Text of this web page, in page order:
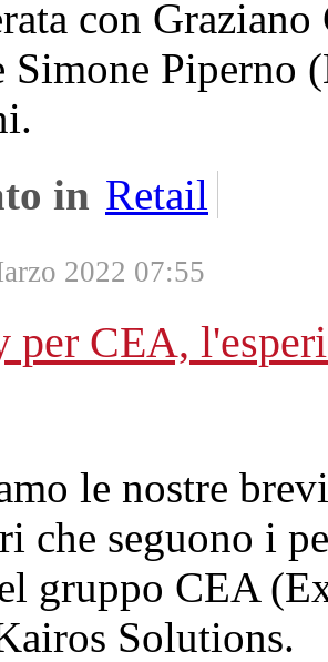
con
Simone Piperno
in Retail
2022 07:55
per CEA,
le nostre
che seguono i
gruppo CEA
Solutions.